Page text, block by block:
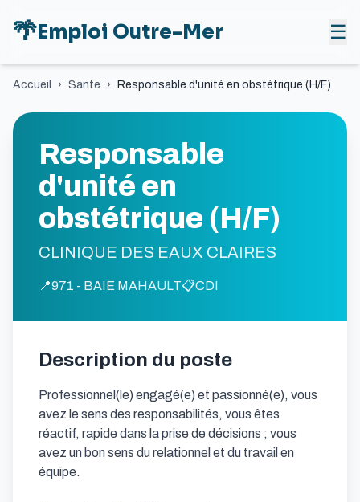
🌴Emploi Outre-Mer ☰
Accueil › Sante › Responsable d'unité en obstétrique (H/F)
Responsable
d'unité en
obstétrique (H/F)
CLINIQUE DES EAUX CLAIRES
📍971 - BAIE MAHAULT📋CDI
Description du poste
Professionnel(le) engagé(e) et passionné(e), vous
avez le sens des responsabilités, vous êtes
réactif, rapide dans la prise de décisions ; vous
avez un bon sens du relationnel et du travail en
équipe.